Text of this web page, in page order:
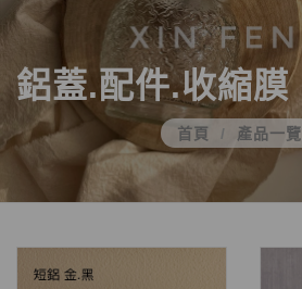
鋁蓋.配件.收縮膜
首頁 產品一覽